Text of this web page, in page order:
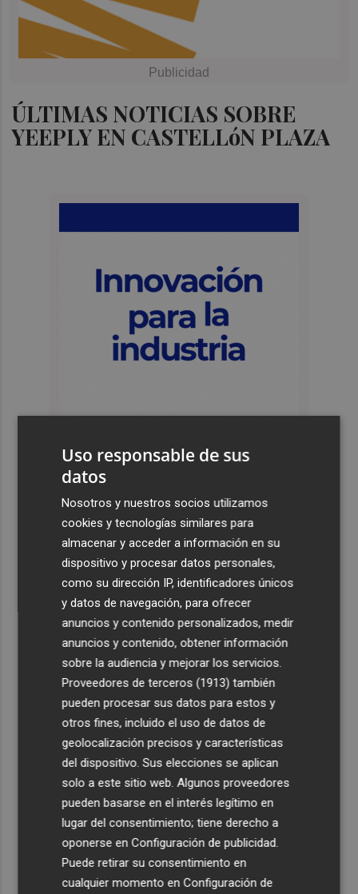
ÚLTIMAS NOTICIAS SOBRE
YEEPLY EN CASTELLóN PLAZA
Últimas Noticias
Company: “Estamos comenzando a ver el equipo que
queremos ver en la Liga”
Ocho helicópteros, un avión y más de 100 brigadas se
movilizan en Moratalla por un incendio forestal
Jorge Martín suma su tercera victoria 'sprint' del año y
España amplía a siete aeropuertos, entre ellos Alicante-
Elche y Manises, los controles aleatorios a viajeros de
La Biblioteca Valenciana conmemora el 750 aniversario
del legado de Jaume I
Uso responsable de sus
datos
Nosotros y nuestros socios utilizamos
cookies y tecnologías similares para
almacenar y acceder a información en su
dispositivo y procesar datos personales,
como su dirección IP, identificadores únicos
y datos de navegación, para ofrecer
anuncios y contenido personalizados, medir
anuncios y contenido, obtener información
sobre la audiencia y mejorar los servicios.
Proveedores de terceros (1913) también
pueden procesar sus datos para estos y
otros fines, incluido el uso de datos de
geolocalización precisos y características
del dispositivo. Sus elecciones se aplican
solo a este sitio web. Algunos proveedores
pueden basarse en el interés legítimo en
lugar del consentimiento; tiene derecho a
oponerse enConfiguración de publicidad
Puede retirar su consentimiento en
cualquier momento enConfiguración de